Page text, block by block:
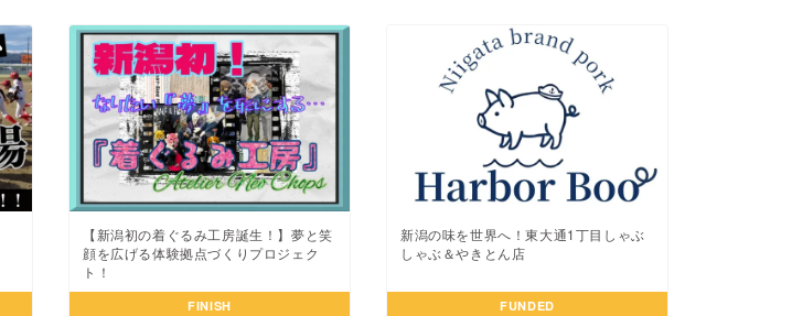
【新潟初の着ぐるみ工房誕生！】夢と笑
顔を広げる体験拠点づくりプロジェク
ト！
FINISH
新潟の味を世界へ！東大通1丁目しゃぶ
しゃぶ＆やきとん店
FUNDED